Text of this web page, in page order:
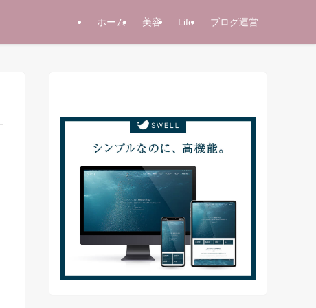
ホーム 美容 Life ブログ運営